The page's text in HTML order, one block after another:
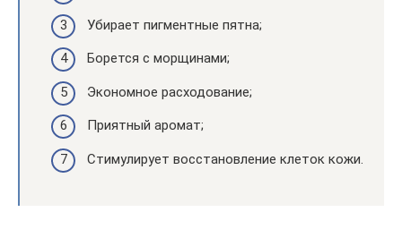
Убирает пигментные пятна;
Борется с морщинами;
Экономное расходование;
Приятный аромат;
Стимулирует восстановление клеток кожи.